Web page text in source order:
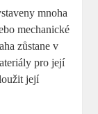
mnoha
mechanické
zůstane v
pro její
její